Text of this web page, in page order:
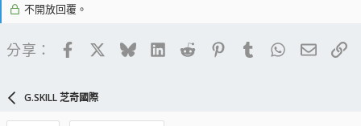
不開放回覆。
分享： FacebookBlueskyLinkedIn
Reddit PinterestTumblrWhatsApp
電子
G.SKILL 芝奇國際